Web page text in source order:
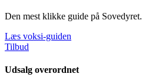
Den mest klikke guide på Sovedyret.
Læs voksi-guiden
Tilbud
Udsalg overordnet